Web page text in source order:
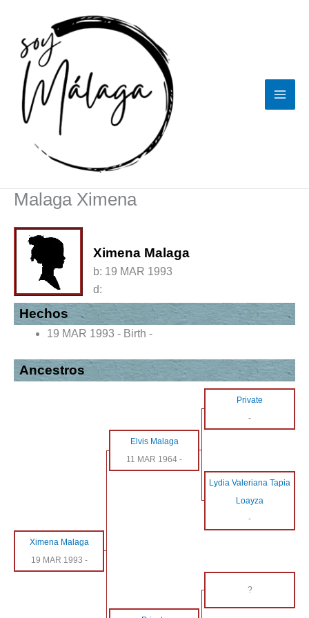
contenido
Malaga Ximena
Ximena Malaga
b: 19 MAR 1993
d:
Hechos
19 MAR 1993 - Birth -
Ancestros
Private
-
Elvis Malaga
11 MAR 1964 -
Lydia Valeriana Tapia
Loayza
-
Ximena Malaga
19 MAR 1993 -
?